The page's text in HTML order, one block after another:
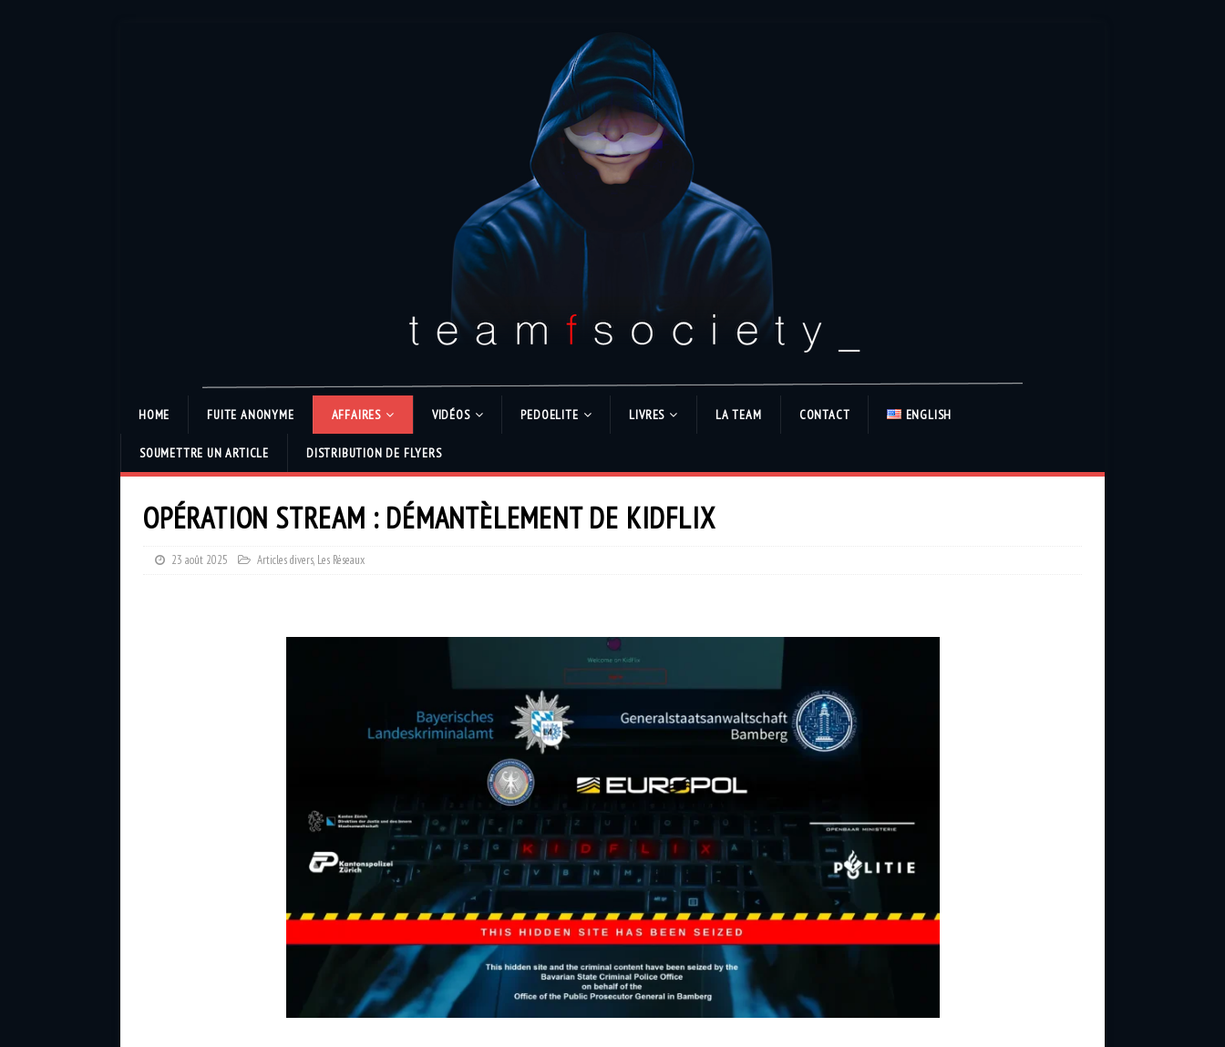
HOME FUITE ANONYME AFFAIRES VIDÉOS PEDOELITE LIVRES LA TEAM CONTACT ENGLISH
SOUMETTRE UN ARTICLE DISTRIBUTION DE FLYERS
OPÉRATION STREAM : DÉMANTÈLEMENT DE KIDFLIX
23 août 2025 Articles divers, Les Réseaux